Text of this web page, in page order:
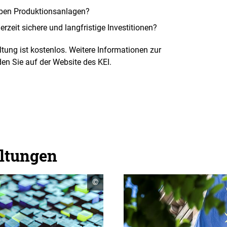
Produktionsanlagen?
sichere und langfristige Investitionen?
ist kostenlos. Weitere Informationen zur
Sie auf der Website des KEI.
Copyright
Informationen
öffnen
©